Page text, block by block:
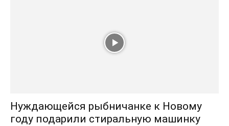
Нуждающейся рыбничанке к Новому
году подарили стиральную машинку